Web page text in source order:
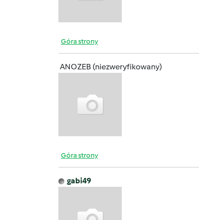
Góra strony
ANOZEB (niezweryfikowany)
Góra strony
gabi49